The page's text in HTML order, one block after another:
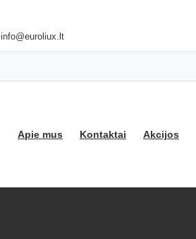
info@euroliux.lt
Apie mus Kontaktai Akcijos